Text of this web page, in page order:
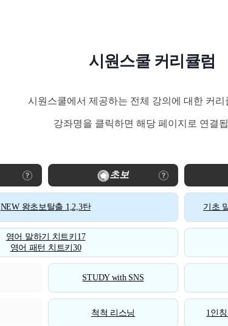
시원스쿨 커리큘럼
시원스쿨에서 제공하는 전체 강의에 대한 커리
강좌명을 클릭하면 해당 페이지로 연결
초보
NEW 왕초보탈출 1,2,3탄 기초
영어 말하기 치트키17
영어 패턴 치트키30
STUDY with SNS
척척 리스닝 1인